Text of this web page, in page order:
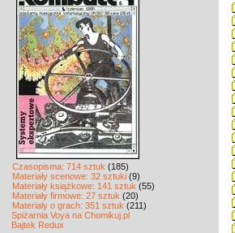
Czasopisma: 714 sztuk (185)
Materiały scenowe: 32 sztuki (9)
Materiały książkowe: 141 sztuk (55)
Materiały firmowe: 27 sztuk (20)
Materiały o grach: 351 sztuk (211)
Spiżarnia Voya na Chomikuj.pl
Bajtek Redux